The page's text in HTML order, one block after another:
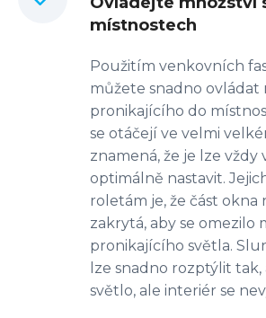
místnostech
Použitím venkovních
můžete snadno ovládat
pronikajícího do
se otáčejí ve velmi
znamená, že je lze vždy
optimálně nastavit.
roletám je, že část okna
zakrytá, aby se omezilo
pronikajícího světla.
lze snadno rozptýlit
světlo, ale interiér se